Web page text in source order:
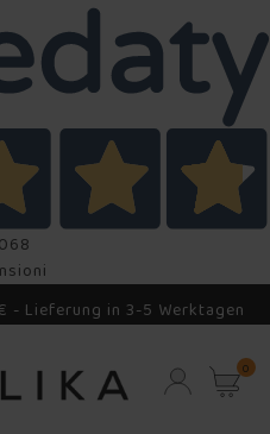
- Lieferung in 3-5 Werktagen
0